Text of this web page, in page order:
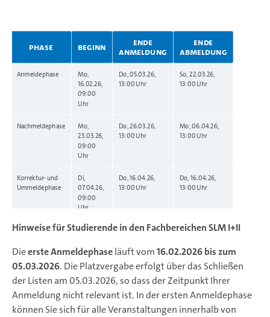
PHASE BEGINN
ENDE
ANMELDUNG
ENDE
ABMELDUNG
Anmeldephase
Mo,
16.02.26,
09:00
Uhr
Do, 05.03.26,
13:00 Uhr
So, 22.03.26,
13:00 Uhr
Nachmeldephase
Mo,
23.03.26,
09:00
Uhr
Do, 26.03.26,
13:00 Uhr
Mo, 06.04.26,
13:00 Uhr
Korrektur- und
Ummeldephase
Di,
07.04.26,
09:00
Uhr
Do, 16.04.26,
13:00 Uhr
Do, 16.04.26,
13:00 Uhr
Hinweise für Studierende in den Fachbereichen SLM I+II
Dieerste Anmeldephaseläuft vom16.02.2026 bis zum
05.03.2026. Die Platzvergabe erfolgt über das Schließen
der Listen am 05.03.2026, so dass der Zeitpunkt Ihrer
Anmeldung nicht relevant ist. In der ersten Anmeldephase
können Sie sich für alle Veranstaltungen innerhalb von